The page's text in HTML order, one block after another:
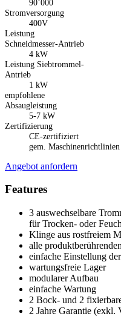
90’000
Stromversorgung
400V
Leistung
Schneidmesser-Antrieb
4 kW
Leistung Siebtrommel-
Antrieb
1 kW
empfohlene
Absaugleistung
5-7 kW
Zertifizierung
CE-zertifiziert
gem. Maschinenrichtlinien
Angebot anfordern
Features
3 auswechselbare
für Trocken- oder
Klinge aus rostfreiem
alle
einfache Einstellung
wartungsfreie Lager
modularer Aufbau
einfache Wartung
2 Bock- und 2
2 Jahre Garantie (exkl.